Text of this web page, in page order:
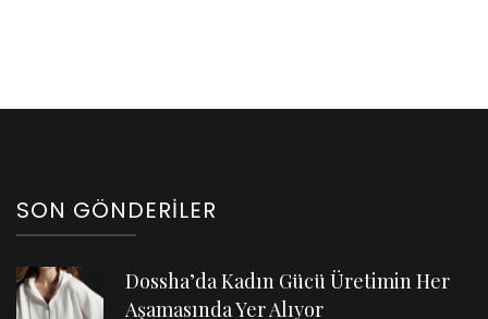
SON GÖNDERILER
Dossha’da Kadın Gücü Üretimin Her
Aşamasında Yer Alıyor